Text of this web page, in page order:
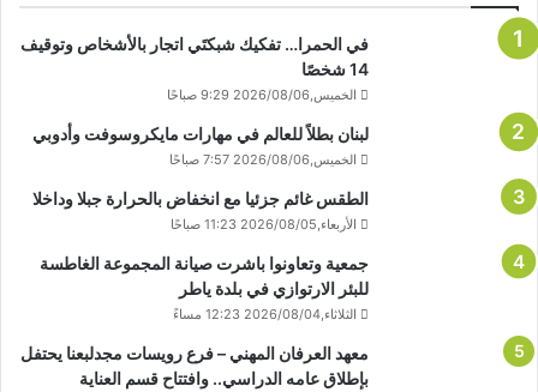
في الحمرا… تفكيك شبكتَي اتجار بالأشخاص وتوقيف
14 شخصًا
الخميس,2026/08/06 9:29 صباحًا
لبنان بطلاً للعالم في مهارات مايكروسوفت وأدوبي
الخميس,2026/08/06 7:57 صباحًا
الطقس غائم جزئيا مع انخفاض بالحرارة جبلا وداخلا
الأربعاء,2026/08/05 11:23 صباحًا
جمعية وتعاونوا باشرت صيانة المجموعة الغاطسة
للبئر الارتوازي في بلدة ياطر
الثلاثاء,2026/08/04 12:23 مساءً
معهد العرفان المهني – فرع رويسات مجدلبعنا يحتفل
بإطلاق عامه الدراسي.. وافتتاح قسم العناية